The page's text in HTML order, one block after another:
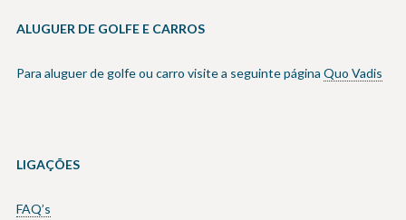
ALUGUER DE GOLFE E CARROS
Para aluguer de golfe ou carro visite a seguinte página Quo Vadis
LIGAÇÕES
FAQ’s